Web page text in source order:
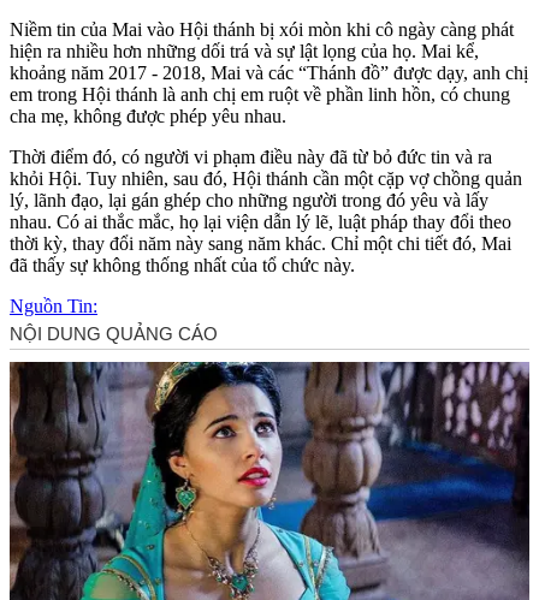
Niềm tin của Mai vào Hội thánh bị xói mòn khi cô ngày càng phát
hiện ra nhiều hơn những dối trá và sự lật lọng của họ. Mai kể,
khoảng năm 2017 - 2018, Mai và các “Thánh đồ” được dạy, anh chị
em trong Hội thánh là anh chị em ruột về phần linh hồn, có chung
cha mẹ, không được phép yêu nhau.
Thời điểm đó, có người vi phạm điều này đã từ bỏ đức tin và ra
khỏi Hội. Tuy nhiên, sau đó, Hội thánh cần một cặp vợ chồng quản
lý, lãnh đạo, lại gán ghép cho những người trong đó yêu và lấy
nhau. Có ai thắc mắc, họ lại viện dẫn lý lẽ, luật pháp thay đổi theo
thời kỳ, thay đổi năm này sang năm khác. Chỉ một chi tiết đó, Mai
đã thấy sự không thống nhất của tổ chức này.
Nguồn Tin: